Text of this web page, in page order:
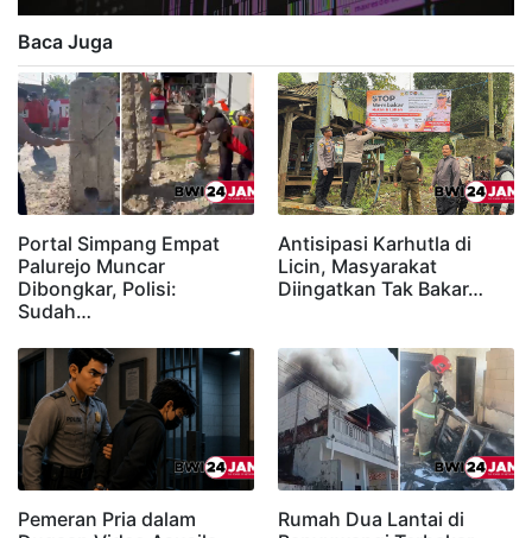
Baca Juga
Portal Simpang Empat
Palurejo Muncar
Dibongkar, Polisi:
Sudah…
Antisipasi Karhutla di
Licin, Masyarakat
Diingatkan Tak Bakar…
Pemeran Pria dalam
Rumah Dua Lantai di